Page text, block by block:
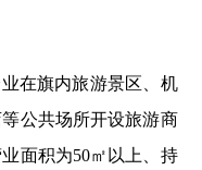
在旗内旅游景区、机
公共场所开设旅游商
面积为50㎡以上、持